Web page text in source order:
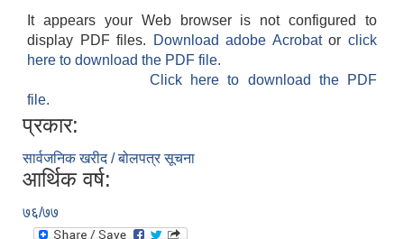
It appears your Web browser is not configured to
display PDF files.
Download adobe Acrobatorclick
here to download the PDF file.
Click here to download the PDF
file.
प्रकार:
सार्वजनिक खरीद / बोलपत्र सूचना
आर्थिक वर्ष:
७६/७७